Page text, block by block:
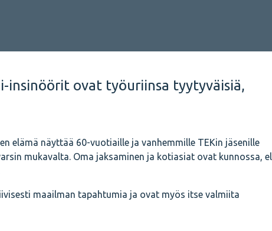
insinöörit ovat työuriinsa tyytyväisiä,
elämä näyttää 60-vuotiaille ja vanhemmille TEKin jäsenille
mukavalta. Oma jaksaminen ja kotiasiat ovat kunnossa,
maailman tapahtumia ja ovat myös itse valmiita